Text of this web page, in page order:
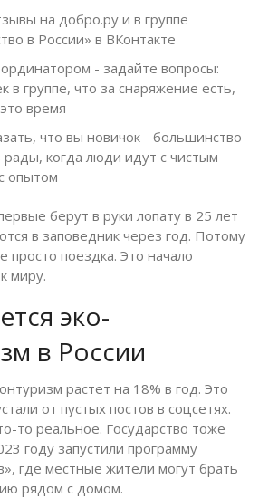
на добро.ру и в группе
в России» в ВКонтакте
- задайте вопросы:
в группе, что за снаряжение есть,
время
что вы новичок - большинство
рады, когда люди идут с чистым
опытом
берут в руки лопату в 25 лет
в заповедник через год. Потому
просто поездка. Это начало
миру.
эко-
в России
растет на 18% в год. Это
от пустых постов в соцсетях.
то реальное. Государство тоже
году запустили программу
где местные жители могут брать
рядом с домом.